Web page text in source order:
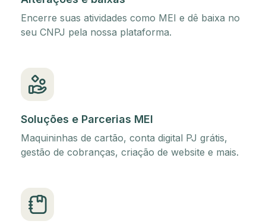
Encerre suas atividades como MEI e dê baixa no
seu CNPJ pela nossa plataforma.
Soluções e Parcerias MEI
Maquininhas de cartão, conta digital PJ grátis,
gestão de cobranças, criação de website e mais.